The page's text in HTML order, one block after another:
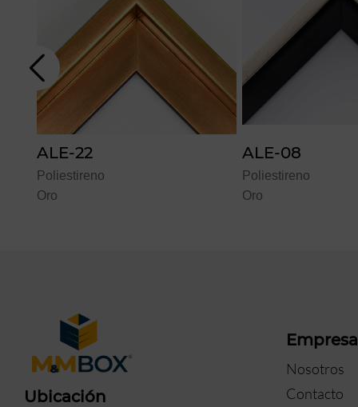
ALE-08
Poliestireno
ALE-28
Poliestireno
Ubicación
Empresa
Nosotros
Contacto